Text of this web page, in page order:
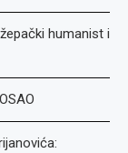
humanist i